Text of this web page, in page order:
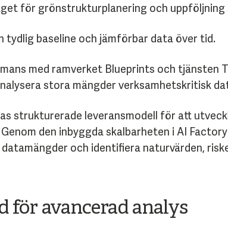
för grönstrukturplanering och uppföljning
tydlig baseline och jämförbar data över tid.
med ramverket Blueprints och
stora mängder verksamhetskritisk
strukturerade leveransmodell för att
den inbyggda skalbarheten i AI
och identifiera naturvärden,
för avancerad analys